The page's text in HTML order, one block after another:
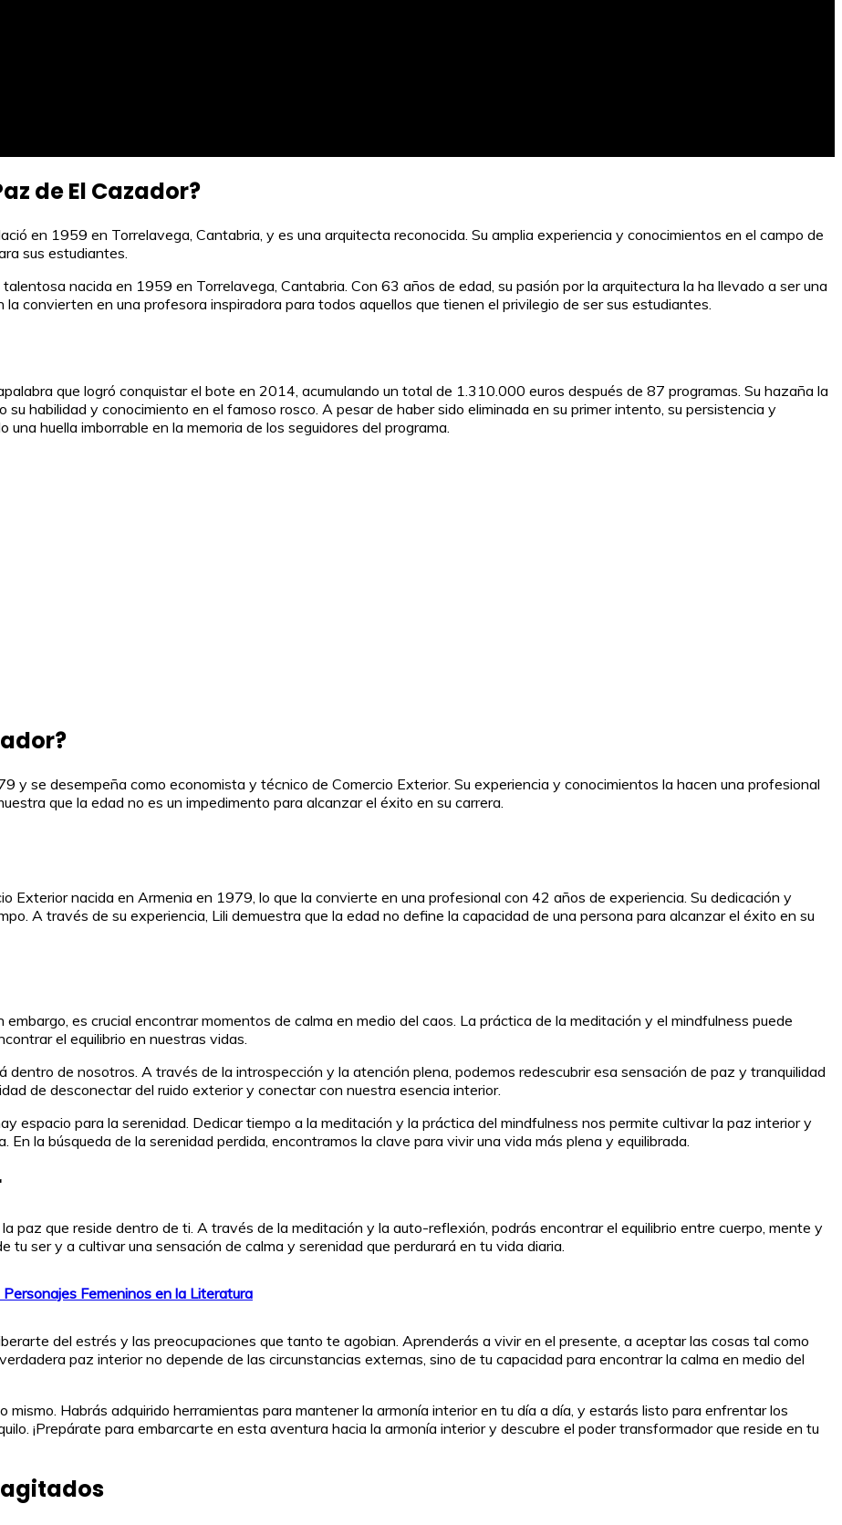
de El Cazador?
en 1959 en Torrelavega, Cantabria, y es una arquitecta reconocida. Su amplia experiencia y conocimientos en el campo de
sus estudiantes.
nacida en 1959 en Torrelavega, Cantabria. Con 63 años de edad, su pasión por la arquitectura la ha llevado a ser una
convierten en una profesora inspiradora para todos aquellos que tienen el privilegio de ser sus estudiantes.
que logró conquistar el bote en 2014, acumulando un total de 1.310.000 euros después de 87 programas. Su hazaña la
habilidad y conocimiento en el famoso rosco. A pesar de haber sido eliminada en su primer intento, su persistencia y
huella imborrable en la memoria de los seguidores del programa.
y se desempeña como economista y técnico de Comercio Exterior. Su experiencia y conocimientos la hacen una profesional
que la edad no es un impedimento para alcanzar el éxito en su carrera.
Exterior nacida en Armenia en 1979, lo que la convierte en una profesional con 42 años de experiencia. Su dedicación y
A través de su experiencia, Lili demuestra que la edad no define la capacidad de una persona para alcanzar el éxito en su
es crucial encontrar momentos de calma en medio del caos. La práctica de la meditación y el mindfulness puede
el equilibrio en nuestras vidas.
dentro de nosotros. A través de la introspección y la atención plena, podemos redescubrir esa sensación de paz y tranquilidad
de desconectar del ruido exterior y conectar con nuestra esencia interior.
espacio para la serenidad. Dedicar tiempo a la meditación y la práctica del mindfulness nos permite cultivar la paz interior y
la búsqueda de la serenidad perdida, encontramos la clave para vivir una vida más plena y equilibrada.
paz que reside dentro de ti. A través de la meditación y la auto-reflexión, podrás encontrar el equilibrio entre cuerpo, mente y
ser y a cultivar una sensación de calma y serenidad que perdurará en tu vida diaria.
Femeninos en la Literatura
del estrés y las preocupaciones que tanto te agobian. Aprenderás a vivir en el presente, a aceptar las cosas tal como
paz interior no depende de las circunstancias externas, sino de tu capacidad para encontrar la calma en medio del
Habrás adquirido herramientas para mantener la armonía interior en tu día a día, y estarás listo para enfrentar los
¡Prepárate para embarcarte en esta aventura hacia la armonía interior y descubre el poder transformador que reside en tu